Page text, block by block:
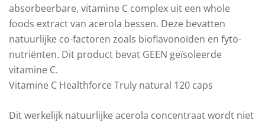
absorbeerbare, vitamine C complex uit een whole
foods extract van acerola bessen. Deze bevatten
natuurlijke co-factoren zoals bioflavonoïden en fyto-
nutriënten. Dit product bevat GEEN geïsoleerde
vitamine C.
Vitamine C Healthforce Truly natural 120 caps
Dit werkelijk natuurlijke acerola concentraat wordt niet